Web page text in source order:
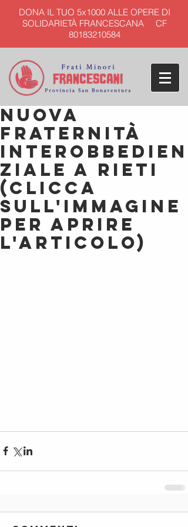
DONA IL TUO 5x1000 ALLE OPERE DI
SOLIDARIETÀ FRANCESCANA CF
80183210584
Nuova
fraternità
interobbedien
ziale a Rieti
(clicca
sull'immagine
per aprire
l'articolo)